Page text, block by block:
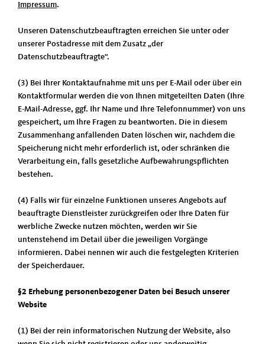
Impressum.
Unseren Datenschutzbeauftragten erreichen Sie unter oder
unserer Postadresse mit dem Zusatz „der
Datenschutzbeauftragte“.
(3) Bei Ihrer Kontaktaufnahme mit uns per E-Mail oder über ein
Kontaktformular werden die von Ihnen mitgeteilten Daten (Ihre
E-Mail-Adresse, ggf. Ihr Name und Ihre Telefonnummer) von uns
gespeichert, um Ihre Fragen zu beantworten. Die in diesem
Zusammenhang anfallenden Daten löschen wir, nachdem die
Speicherung nicht mehr erforderlich ist, oder schränken die
Verarbeitung ein, falls gesetzliche Aufbewahrungspflichten
bestehen.
(4) Falls wir für einzelne Funktionen unseres Angebots auf
beauftragte Dienstleister zurückgreifen oder Ihre Daten für
werbliche Zwecke nutzen möchten, werden wir Sie
untenstehend im Detail über die jeweiligen Vorgänge
informieren. Dabei nennen wir auch die festgelegten Kriterien
der Speicherdauer.
§2 Erhebung personenbezogener Daten bei Besuch unserer
Website
(1) Bei der rein informatorischen Nutzung der Website, also